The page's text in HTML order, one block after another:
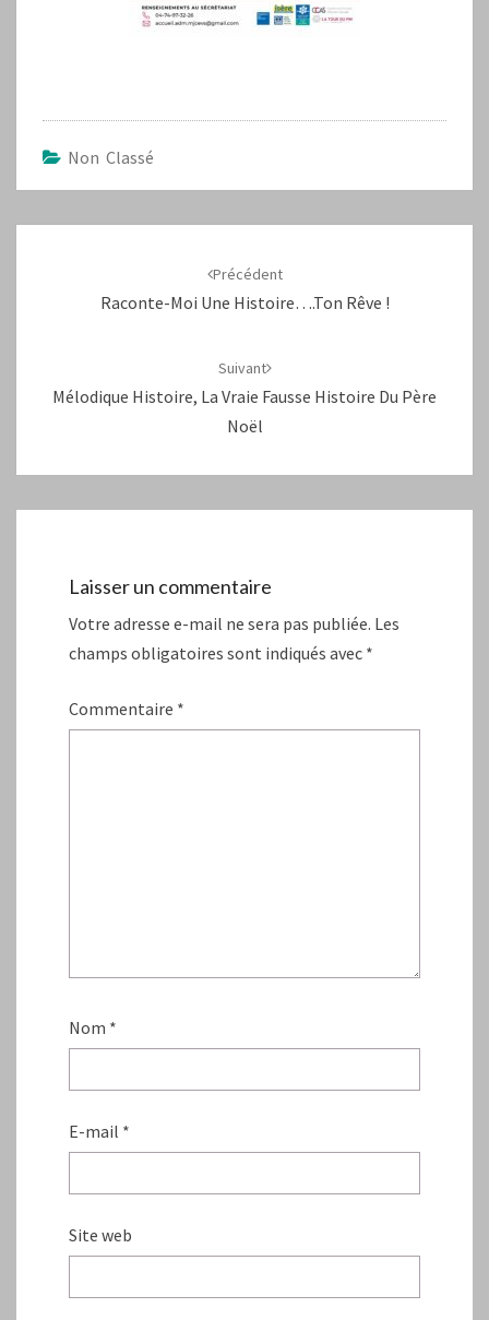
Non Classé
Précédent
Raconte-Moi Une Histoire….ton Rêve !
Suivant
Mélodique Histoire, La Vraie Fausse Histoire Du Père
Noël
Laisser un commentaire
Votre adresse e-mail ne sera pas publiée. Les
champs obligatoires sont indiqués avec *
Commentaire *
Nom *
E-mail *
Site web